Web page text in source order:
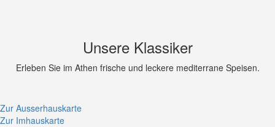
Unsere Klassiker
Erleben Sie im Athen frische und leckere mediterrane Speisen.
Zur Ausserhauskarte
Zur Imhauskarte